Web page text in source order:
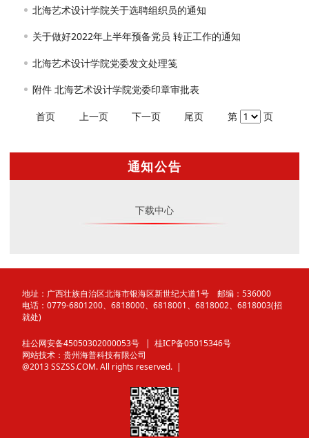
通知公告
下载中心
北海艺术设计学院关于选聘组织员的通知
关于做好2022年上半年预备党员 转正工作的通知
北海艺术设计学院党委发文处理笺
附件 北海艺术设计学院党委印章审批表
首页 上一页 下一页 尾页 第 页
地址：广西壮族自治区北海市银海区新世纪大道1号 邮编：536000
电话：0779-6801200、6818000、6818001、6818002、6818003(招
就处)
桂公网安备45050302000053号
| 桂ICP备05015346号
网站技术： 贵州海普科技有限公司
@2013 SSZSS.COM. All rights reserved. |